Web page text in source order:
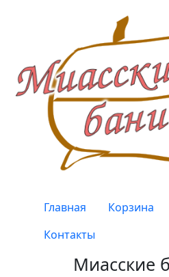
Верхнее меню
Главная Корзина
Контакты
Миасские